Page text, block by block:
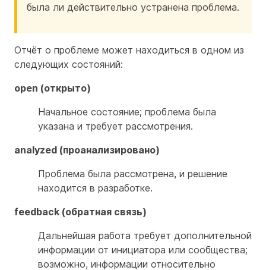
была ли действительно устранена проблема.
Отчёт о проблеме может находиться в одном из
следующих состояний:
open (открыто)
Начальное состояние; проблема была
указана и требует рассмотрения.
analyzed (проанализировано)
Проблема была рассмотрена, и решение
находится в разработке.
feedback (обратная связь)
Дальнейшая работа требует дополнительной
информации от инициатора или сообщества;
возможно, информации относительно